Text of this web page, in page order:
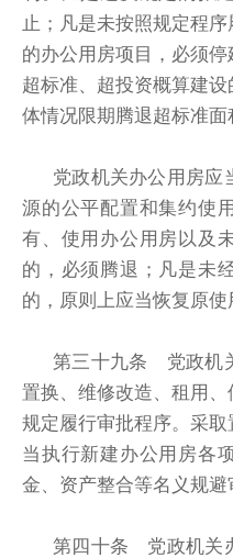
止；凡是未按照规定程
的办公用房项目，必须停
超标准、超投资概算建
体情况限期腾退超标准面
党政机关办公用房应
源的公平配置和集约使
有、使用办公用房以及
的，必须腾退；凡是未
的，原则上应当恢复原使
第三十九条 党政机
置换、维修改造、租用
规定履行审批程序。采
当执行新建办公用房各
金、资产整合等名义规避
第四十条 党政机关